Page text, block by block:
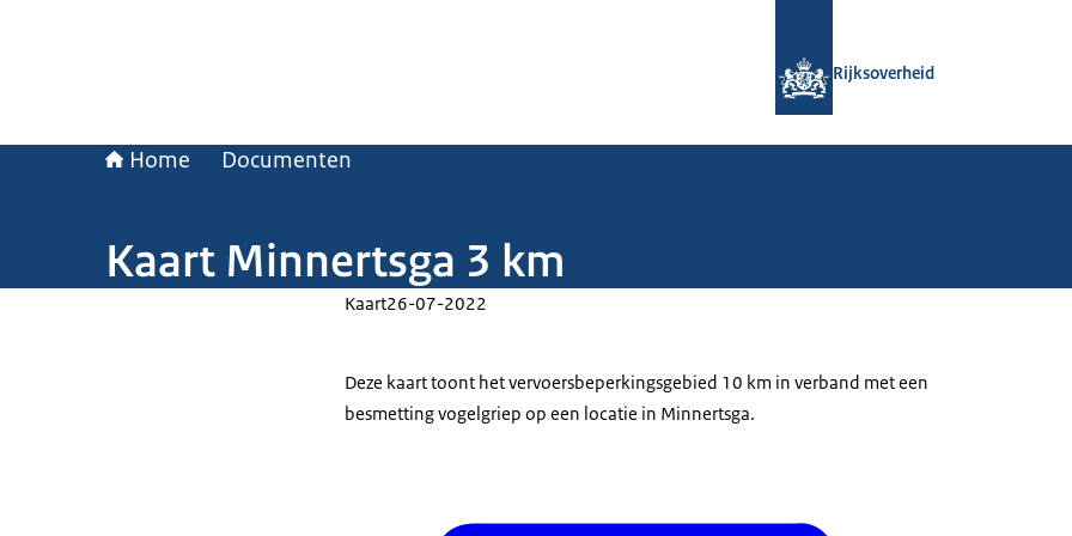
Rijksoverheid
Home Documenten
Kaart Minnertsga 3 km
Kaart26-07-2022
Deze kaart toont het vervoersbeperkingsgebied 10 km in verband met een
besmetting vogelgriep op een locatie in Minnertsga.